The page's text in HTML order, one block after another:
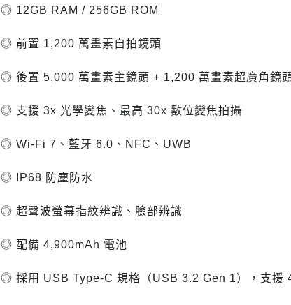
◎ 12GB RAM / 256GB ROM
◎ 前置 1,200 萬畫素自拍鏡頭
◎ 後置 5,000 萬畫素主鏡頭 + 1,200 萬畫素超廣角鏡
◎ 支援 3x 光學變焦、最高 30x 數位變焦拍攝
◎ Wi-Fi 7、藍牙 6.0、NFC、UWB
◎ IP68 防塵防水
◎ 超聲波螢幕指紋辨識、臉部辨識
◎ 配備 4,900mAh 電池
◎ 採用 USB Type-C 規格（USB 3.2 Gen 1），支援